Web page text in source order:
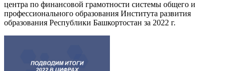
центра по финансовой грамотности системы общего и
профессионального образования Института развития
образования Республики Башкортостан за 2022 г.